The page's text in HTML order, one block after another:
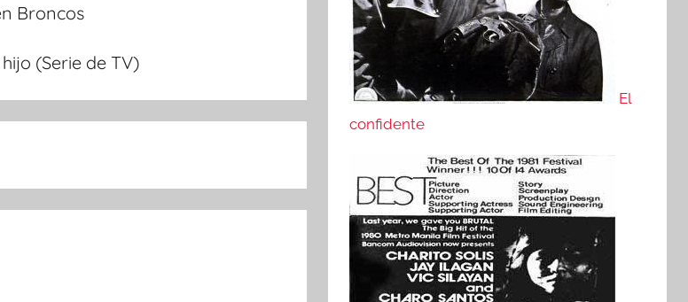
Broncos
(Serie de TV)
El
confidente